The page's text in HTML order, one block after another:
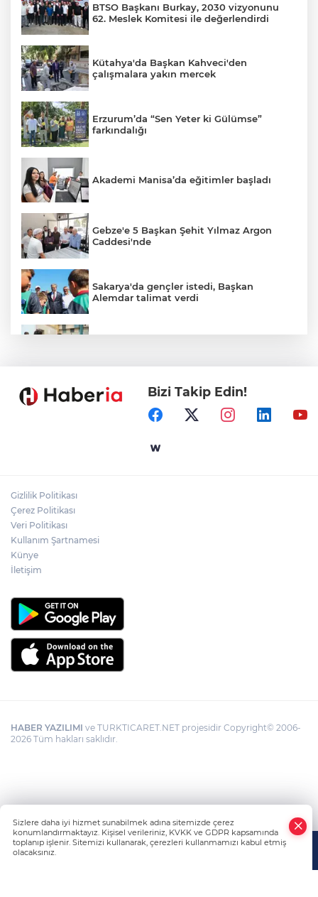
BTSO Başkanı Burkay, 2030 vizyonunu
62. Meslek Komitesi ile değerlendirdi
Kütahya'da Başkan Kahveci'den
çalışmalara yakın mercek
Erzurum’da “Sen Yeter ki Gülümse”
farkındalığı
Akademi Manisa’da eğitimler başladı
Gebze'e 5 Başkan Şehit Yılmaz Argon
Caddesi'nde
Sakarya'da gençler istedi, Başkan
Alemdar talimat verdi
Ömer Çelik: 2 yıllık çalışmanın en önemli
aşamasındayız
Bizi Takip Edin!
Gizlilik Politikası
Çerez Politikası
Veri Politikası
Kullanım Şartnamesi
Künye
İletişim
HABER YAZILIMI ve TURKTICARET.NET projesidir Copyright© 2006-
2026 Tüm hakları saklıdır.
Sizlere daha iyi hizmet sunabilmek adına sitemizde çerez
konumlandırmaktayız. Kişisel verileriniz, KVKK ve GDPR kapsamında
toplanıp işlenir. Sitemizi kullanarak, çerezleri kullanmamızı kabul etmiş
olacaksınız.